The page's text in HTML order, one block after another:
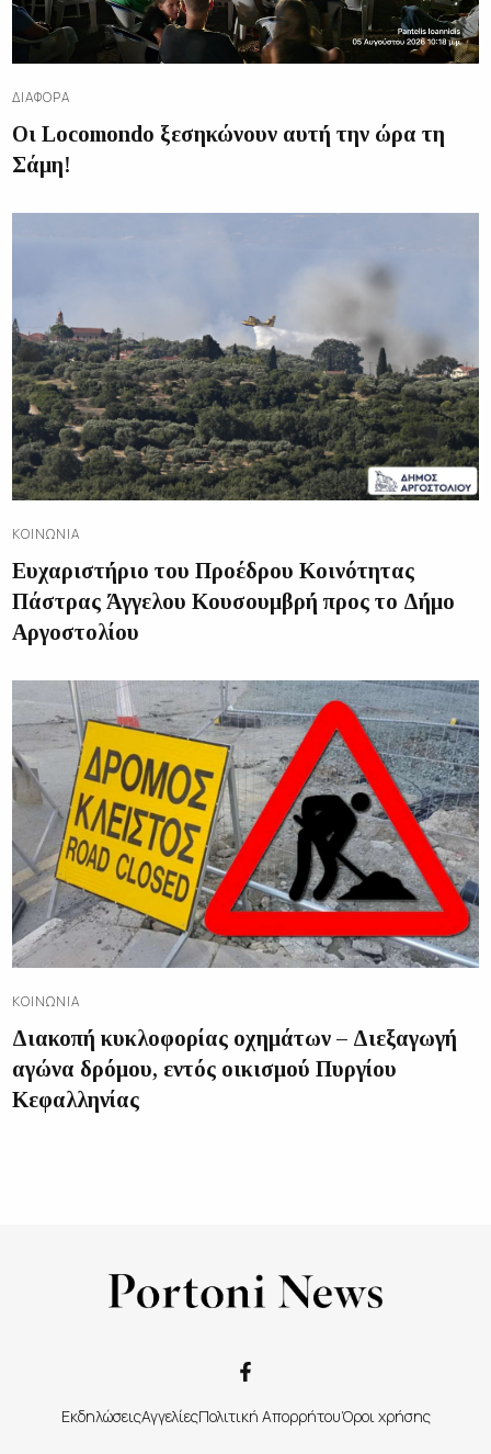
ΔΙΑΦΟΡΑ
Οι Locomondo ξεσηκώνουν αυτή την ώρα τη
Σάμη!
ΚΟΙΝΩΝΊΑ
Ευχαριστήριο του Προέδρου Κοινότητας
Πάστρας Άγγελου Κουσουμβρή προς το Δήμο
Αργοστολίου
ΚΟΙΝΩΝΊΑ
Διακοπή κυκλοφορίας οχημάτων – Διεξαγωγή
αγώνα δρόμου, εντός οικισμού Πυργίου
Κεφαλληνίας
ΕκδηλώσειςΑγγελίεςΠολιτική ΑπορρήτουΌροι χρήσης